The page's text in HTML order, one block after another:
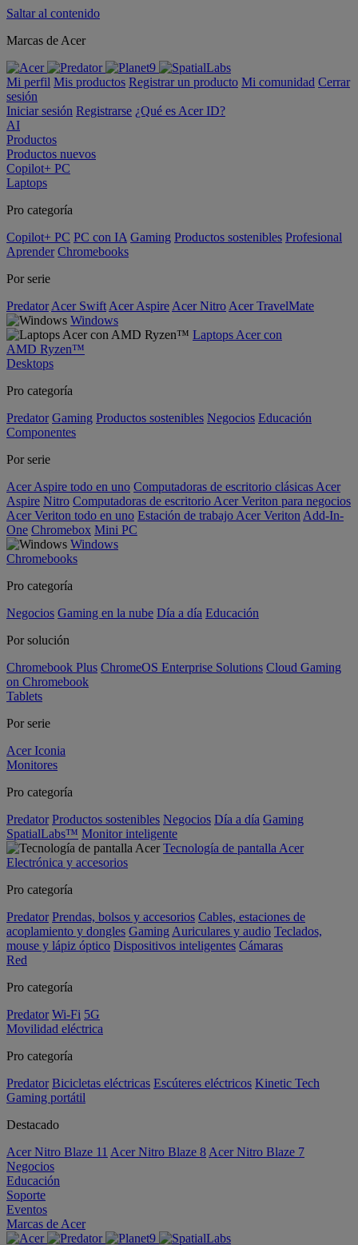
Saltar al contenido
Marcas de Acer
Mi perfil Mis productos Registrar un producto Mi comunidad Cerrar
sesión
Iniciar sesión Registrarse ¿Qué es Acer ID?
AI
Productos
Productos nuevos
Copilot+ PC
Laptops
Pro categoría
Copilot+ PC PC con IA Gaming Productos sostenibles Profesional
Aprender Chromebooks
Por serie
Predator Acer Swift Acer Aspire Acer Nitro Acer TravelMate
Windows
Laptops Acer con
AMD Ryzen™
Desktops
Pro categoría
Predator Gaming Productos sostenibles Negocios Educación
Componentes
Por serie
Acer Aspire todo en uno Computadoras de escritorio clásicas Acer
Aspire Nitro Computadoras de escritorio Acer Veriton para negocios
Acer Veriton todo en uno Estación de trabajo Acer Veriton Add-In-
One Chromebox Mini PC
Windows
Chromebooks
Pro categoría
Negocios Gaming en la nube Día a día Educación
Por solución
Chromebook Plus ChromeOS Enterprise Solutions Cloud Gaming
on Chromebook
Tablets
Por serie
Acer Iconia
Monitores
Pro categoría
Predator Productos sostenibles Negocios Día a día Gaming
SpatialLabs™ Monitor inteligente
Tecnología de pantalla Acer
Electrónica y accesorios
Pro categoría
Predator Prendas, bolsos y accesorios Cables, estaciones de
acoplamiento y dongles Gaming Auriculares y audio Teclados,
mouse y lápiz óptico Dispositivos inteligentes Cámaras
Red
Pro categoría
Predator Wi-Fi 5G
Movilidad eléctrica
Pro categoría
Predator Bicicletas eléctricas Escúteres eléctricos Kinetic Tech
Gaming portátil
Destacado
Acer Nitro Blaze 11 Acer Nitro Blaze 8 Acer Nitro Blaze 7
Negocios
Educación
Soporte
Eventos
Marcas de Acer